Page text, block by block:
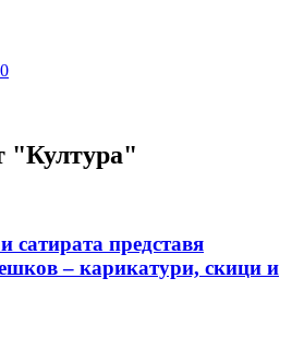
сатирата представя
– карикатури, скици и